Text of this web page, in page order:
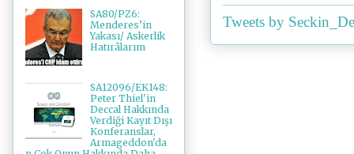
Tweets by
SA80/PZ6:
Menderes’in
Yakası/ Askerlik
Hatırâlarım
SA12096/EK148:
Peter Thiel'in
Deccal Hakkında
Verdiği Kayıt Dışı
Konferanslar,
Armageddon'da